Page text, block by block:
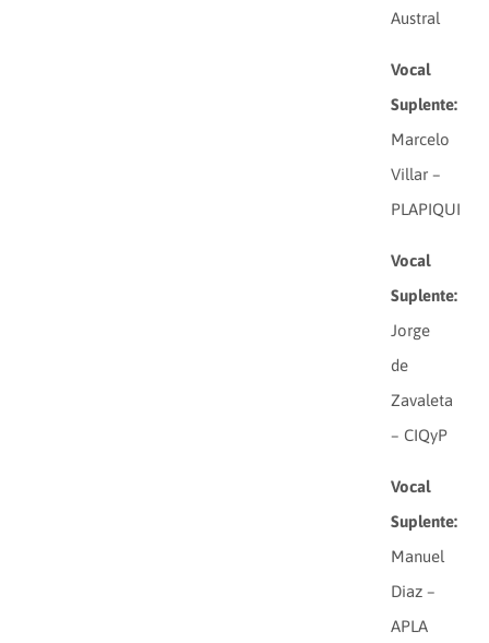
Austral
Vocal
Suplente:
Marcelo
Villar –
PLAPIQUI
Vocal
Suplente:
Jorge
de
Zavaleta
– CIQyP
Vocal
Suplente:
Manuel
Diaz –
APLA